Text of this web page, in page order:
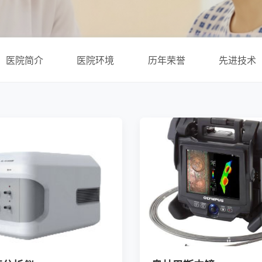
医院简介 医院环境 历年荣誉 先进技术